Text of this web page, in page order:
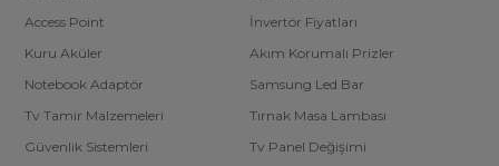
Access Point
İnvertör Fiyatları
Kuru Aküler
Akım Korumalı Prizler
Notebook Adaptör
Samsung Led Bar
Tv Tamir Malzemeleri
Tırnak Masa Lambası
Güvenlik Sistemleri
Tv Panel Değişimi